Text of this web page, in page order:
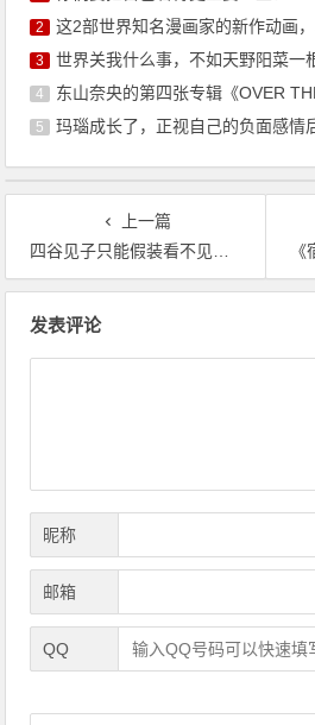
2 这2部世界知名漫画家的新作动画
3 世界关我什么事，不如天野阳菜一
4 东山奈央的第四张专辑《OVER THE
5 玛瑙成长了，正视自己的负面感情
上一篇
四谷见子只能假装看不见鬼怪？这个理所当然的问题，是为什么呢
《
发表评论
昵称
邮箱
QQ